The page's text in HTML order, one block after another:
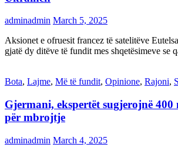
adminadmin March 5, 2025
Aksionet e ofruesit francez të satelitëve
gjatë dy ditëve të fundit mes shqetësimeve se
Bota, Lajme, Më të fundit, Opinione, Rajoni,
Gjermani, ekspertët sugjerojnë 400
për mbrojtje
adminadmin March 4, 2025